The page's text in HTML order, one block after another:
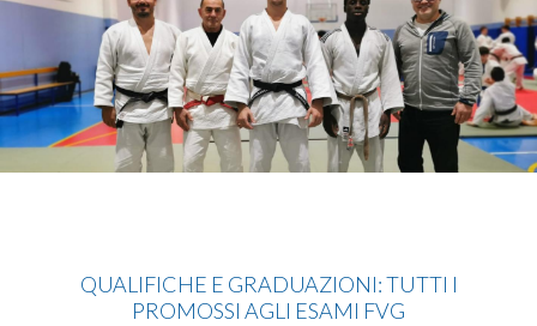
QUALIFICHE E GRADUAZIONI: TUTTI I
PROMOSSI AGLI ESAMI FVG